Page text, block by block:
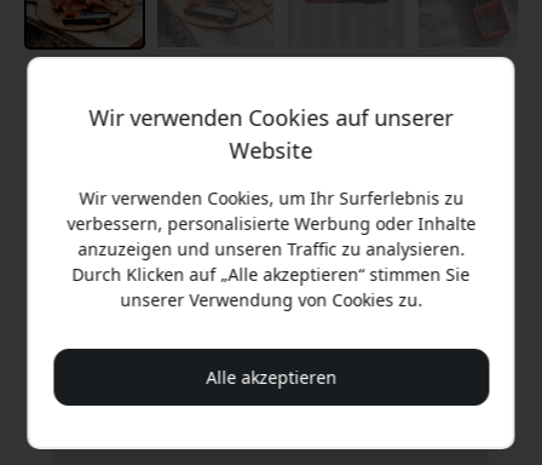
59.99 EUR
Jetzt kaufen
Auf Lager - versandbereit
Keine versteckten Gebühren
Lieferung 10-12 August
Wir verwenden Cookies auf unserer
Website
Wir verwenden Cookies, um Ihr Surferlebnis zu
verbessern, personalisierte Werbung oder Inhalte
anzuzeigen und unseren Traffic zu analysieren.
Durch Klicken auf „Alle akzeptieren“ stimmen Sie
unserer Verwendung von Cookies zu.
Alle akzeptieren